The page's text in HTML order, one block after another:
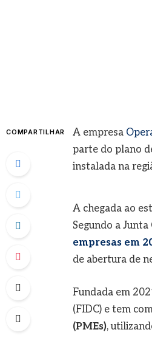
COMPARTILHAR A empresa
parte do plano
instalada na
A chegada ao
Segundo a
empresas em
de abertura de
Fundada em
(FIDC) e tem
(PMEs),